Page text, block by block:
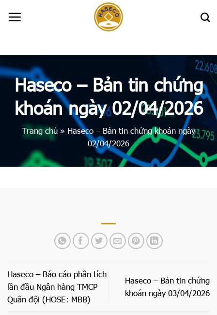
Haseco – Bản tin chứng
khoán ngày 02/04/2026
Trang chủ » Haseco – Bản tin chứng khoán ngày
02/04/2026
Haseco – Báo cáo phân tích
lần đầu Ngân hàng TMCP
Quân đội (HOSE: MBB)
Haseco – Bản tin chứng
khoán ngày 03/04/2026